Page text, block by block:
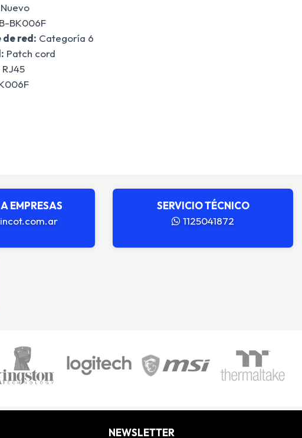
Nuevo
BK006F
red: Categoría 6
Patch cord
RJ45
EMPRESAS
SERVICIO TÉCNICO
1125041872
NEWSLETTER